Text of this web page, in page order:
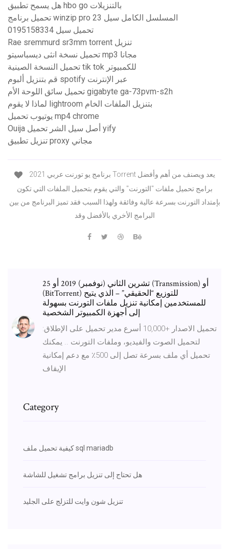
هل يسمح تطبيق hbo go بالتنزيلات
تحميل برنامج winzip pro 23 المسلسل الكامل سيل
0195158334 تحميل سيل
Rae sremmurd sr3mm torrent تنزيل
تحميل نسخة انثى ديسباسيتو mp3 مجانا
تحميل النسخة الصينية tik tok للكمبيوتر
قم بتنزيل ألبوم spotify عبر الإنترنت
تحميل سائق اللوحة الأم gigabyte ga-73pvm-s2h
لماذا لا يقوم lightroom بتنزيل الملفات الخام
يوتيوب تحميل mp4 chrome
Ouija أصل سيل الشر تحميل yify
تنزيل تطبيق proxy مجاني
برامج تحميل ملفات "التورنت" والتي يقوم بتحميل الملفات التي تكون
بإمتداد التورنت بسرعة عالية وفائقة ولهذا السبب فقد تميز البرنامج من بين
البرامج الأخري بالأفضل وقد
25 تشرين الثاني (نوفمبر) 2019 أو (Transmission) أو
(BitTorrent) للتوزيع “الحقيقي” – الذي يتيح
للمستخدمين إمكانية تنزيل ملفات التورنت بسهولة
تحميل الاصدار +10,000 أسرع مدير تحميل على الإطلاق:
لتحميل الصوت والفيديو، وملفات التورنت .. يمكنك
تحميل أي ملف بسرعة تصل إلى 500٪ مع دعم إمكانية
الإيقاف
Category
كيفية تحميل ملف sql mariadb
هل تحتاج إلى تنزيل برامج تشغيل للشاشة
تنزيل شون وايت للتزلج على الجليد